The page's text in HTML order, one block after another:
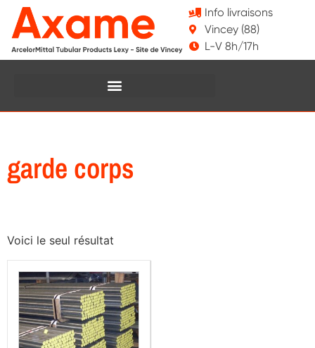
Info livraisons
Vincey (88)
L-V 8h/17h
garde corps
Voici le seul résultat